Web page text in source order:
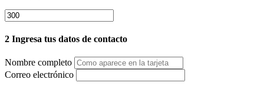
2 Ingresa tus datos de contacto
Nombre completo
Correo electrónico